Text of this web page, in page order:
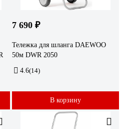
7 690 ₽
Тележка для шланга DAEWOO
50м DWR 2050
4.6(14)
В корзину